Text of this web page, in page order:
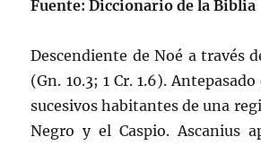
Fuente: Diccionario de la Biblia
Descendiente de Noé a través
(Gn. 10.3; 1 Cr. 1.6).
sucesivos habitantes de una
Negro y el Caspio. Ascanius